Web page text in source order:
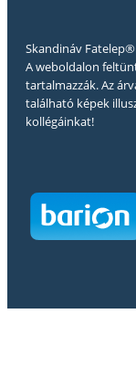
Skandináv
A weboldalon
tartalmazzák. Az
található képek
kollégáinkat!